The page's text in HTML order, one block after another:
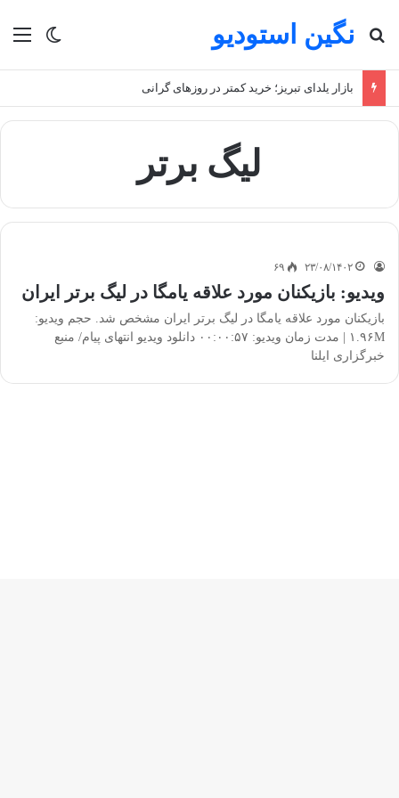
تغییر نگین استودیو
جستجو برای
بازار یلدای تبریز؛ خرید کمتر در روزهای گرانی
لیگ برتر
۲۳/۰۸/۱۴۰۲ ۶۹
ویدیو: بازیکنان مورد علاقه یامگا در لیگ برتر ایران
بازیکنان مورد علاقه یامگا در لیگ برتر ایران مشخص شد. حجم ویدیو:
۱.۹۶M | مدت زمان ویدیو: ۰۰:۰۰:۵۷ دانلود ویدیو انتهای پیام/ منبع
خبرگزاری ایلنا